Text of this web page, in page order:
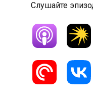
Слушайте